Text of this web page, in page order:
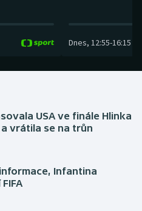
Dnes, 12:55-16:15
USA ve finále Hlinka
vrátila se na trůn
Infantina